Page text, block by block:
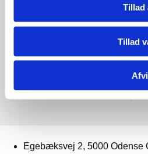
Tillad
Tillad
Årstal
2025 –
udførelse
Egebæksvej 2, 5000 Odense